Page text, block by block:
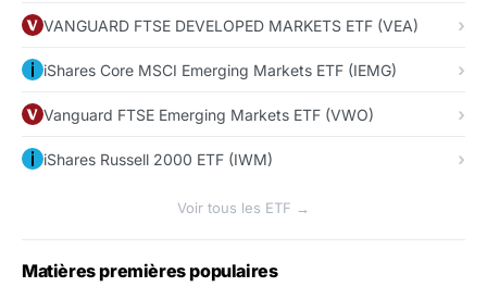
VANGUARD FTSE DEVELOPED MARKETS ETF (VEA)
iShares Core MSCI Emerging Markets ETF (IEMG)
Vanguard FTSE Emerging Markets ETF (VWO)
iShares Russell 2000 ETF (IWM)
Voir tous les ETF →
Matières premières populaires